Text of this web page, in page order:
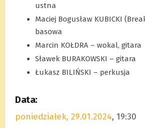
ustna
Maciej Bogusław KUBICKI
basowa
Marcin KOŁDRA – wokal, gitara
Sławek BURAKOWSKI – gitara
Łukasz BILIŃSKI – perkusja
Data:
poniedziałek, 29.01.2024, 19:30